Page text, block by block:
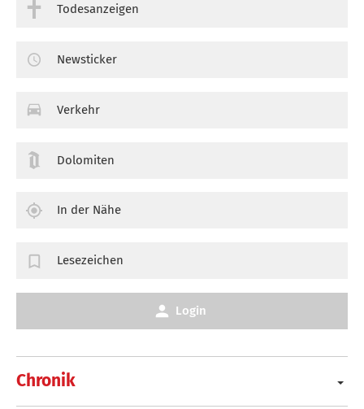
Chronik
Todesanzeigen
Newsticker
Verkehr
Dolomiten
In der Nähe
Lesezeichen
Login